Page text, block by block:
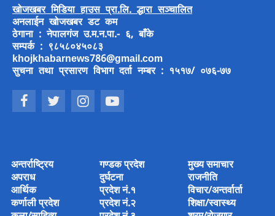
खोजखबर मिडिया हाउस प्रा.लि. द्धारा सञ्चालित
अनलाईन खोजखबर डट कम
ठेगाना : नेपालगंज उ.म.न.पा.- ६, बाँके
सम्पर्क : ९८५८०४५०८३
khojkhabarnews786@gmail.com
सुचना तथा प्रसारण विभाग दर्ता नम्बर : १५१७/ ०७६-७७
अन्तर्राष्ट्रिय
अपराध
आर्थिक
कर्णाली प्रदेश
गण्डक प्रदेश
दुर्घटना
प्रदेश नं.१
प्रदेश नं.२
मुख्य समाचार
राजनीति
विचार/अन्तर्वार्ता
शिक्षा/स्वास्थ्य